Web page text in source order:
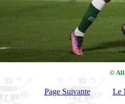
©
Page Suivante Le